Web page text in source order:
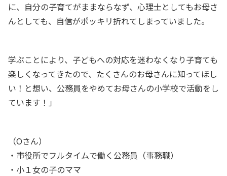
に、自分の子育てがままならなず、心理士としてもお母さ
んとしても、自信がポッキリ折れてしまっていました。
学ぶことにより、子どもへの対応を迷わなくなり子育ても
楽しくなってきたので、たくさんのお母さんに知ってほし
い！と想い、公務員をやめてお母さんの小学校で活動をし
ています！」
（Oさん）
・市役所でフルタイムで働く公務員（事務職）
・小１女の子のママ